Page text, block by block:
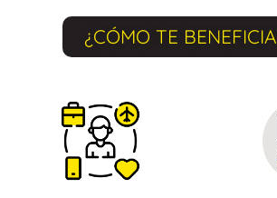
¿CÓMO TE